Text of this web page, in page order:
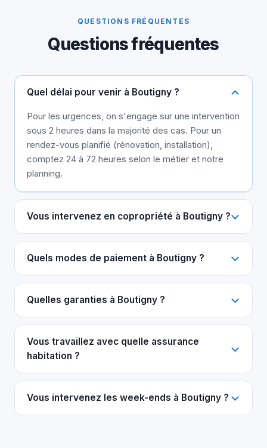
QUESTIONS FRÉQUENTES
Questions fréquentes
Quel délai pour venir à Boutigny ?
Pour les urgences, on s'engage sur une intervention
sous 2 heures dans la majorité des cas. Pour un
rendez-vous planifié (rénovation, installation),
comptez 24 à 72 heures selon le métier et notre
planning.
Vous intervenez en copropriété à Boutigny ?
Quels modes de paiement à Boutigny ?
Quelles garanties à Boutigny ?
Vous travaillez avec quelle assurance
habitation ?
Vous intervenez les week-ends à Boutigny ?